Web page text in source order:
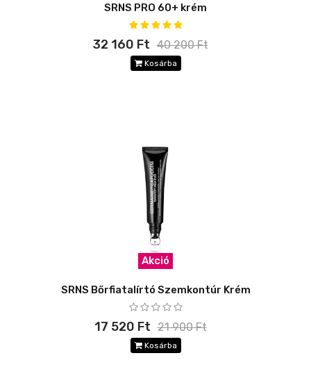
SRNS PRO 60+ krém
32 160 Ft 40 200 Ft
Kosárba
Akció
SRNS Bőrfiatalírtó Szemkontúr Krém
17 520 Ft 21 900 Ft
Kosárba